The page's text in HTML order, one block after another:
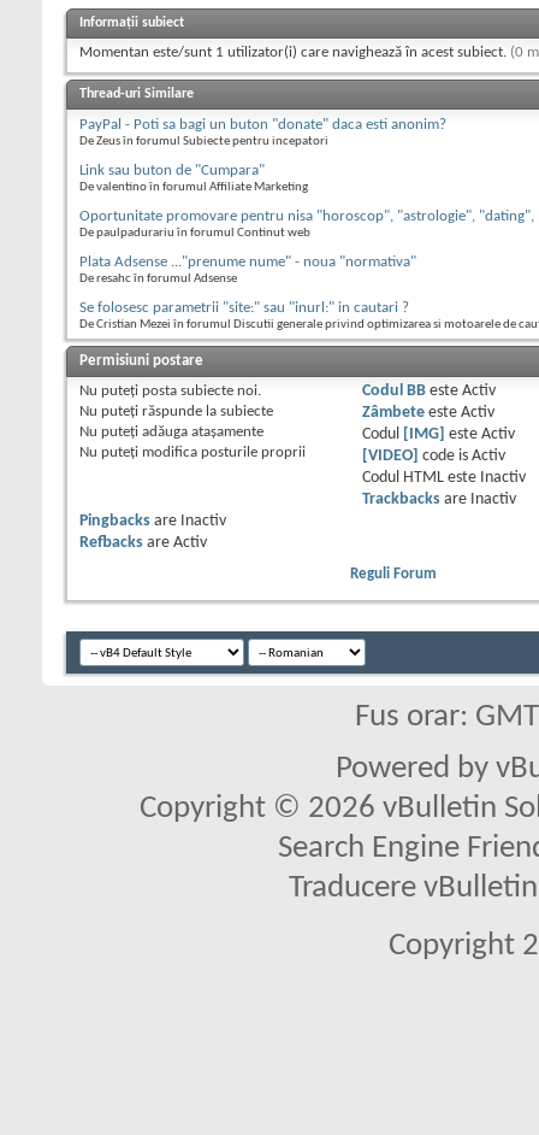
Informații subiect
Momentan este/sunt 1 utilizator(i) care navighează în acest subiect. (0
Thread-uri Similare
PayPal - Poti sa bagi un buton "donate" daca esti anonim?
De Zeus în forumul Subiecte pentru incepatori
Link sau buton de "Cumpara"
De valentino în forumul Affiliate Marketing
Oportunitate promovare pentru nisa "horoscop", "astrologie",
De paulpadurariu în forumul Continut web
Plata Adsense ..."prenume nume" - noua "normativa"
De resahc în forumul Adsense
Se folosesc parametrii "site:" sau "inurl:" in cautari ?
De Cristian Mezei în forumul Discutii generale privind optimizarea si motoarele de
Permisiuni postare
Nu puteţi posta subiecte noi.
Nu puteţi răspunde la subiecte
Nu puteţi adăuga ataşamente
Nu puteţi modifica posturile proprii
Codul BBeste Activ
Zâmbeteeste Activ
Codul
[IMG] este Activ
[VIDEO]
code is Activ
Codul HTML este
Inactiv
Trackbacksare
Inactiv
Pingbacks are
Inactiv
Refbacks are Activ
Reguli Forum
Fus orar:
Powered by
Copyright © 2026 vBulletin
Search Engine
Traducere
Copyright